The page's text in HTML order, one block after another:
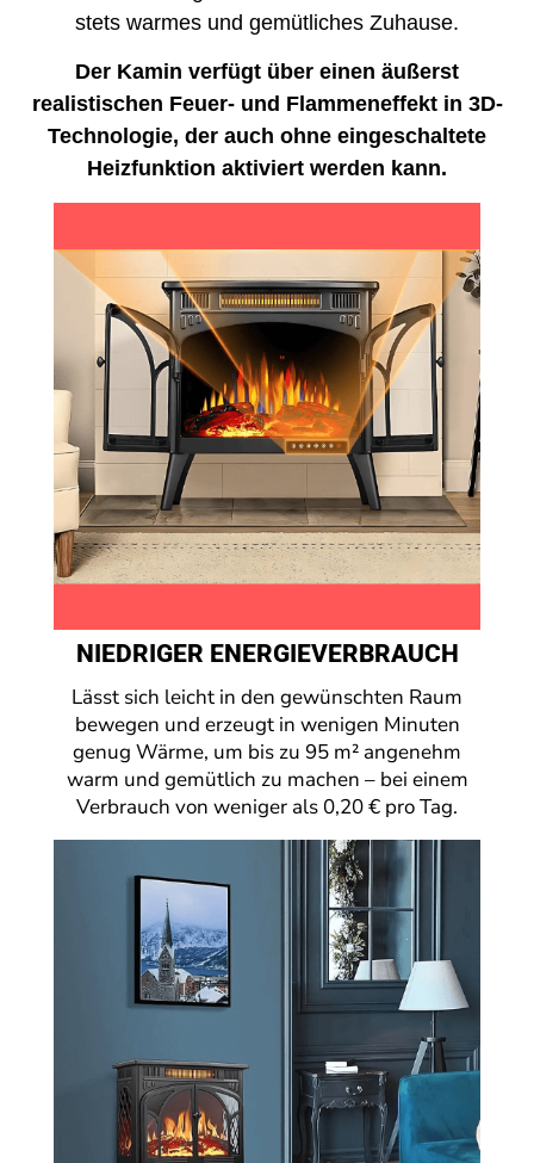
stets warmes und gemütliches Zuhause.
Der Kamin verfügt über einen äußerst
realistischen Feuer- und Flammeneffekt in 3D-
Technologie, der auch ohne eingeschaltete
Heizfunktion aktiviert werden kann.
NIEDRIGER ENERGIEVERBRAUCH
Lässt sich leicht in den gewünschten Raum
bewegen und erzeugt in wenigen Minuten
genug Wärme, um bis zu 95 m² angenehm
warm und gemütlich zu machen – bei einem
Verbrauch von weniger als 0,20 € pro Tag.